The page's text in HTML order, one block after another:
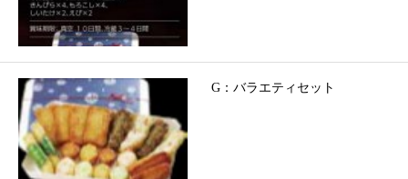
G：バラエティセット